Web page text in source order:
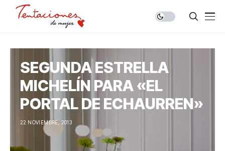
SEGUNDA ESTRELLA
MICHELÍN PARA «EL
PORTAL DE ECHAURREN»
22 NOVIEMBRE, 2013